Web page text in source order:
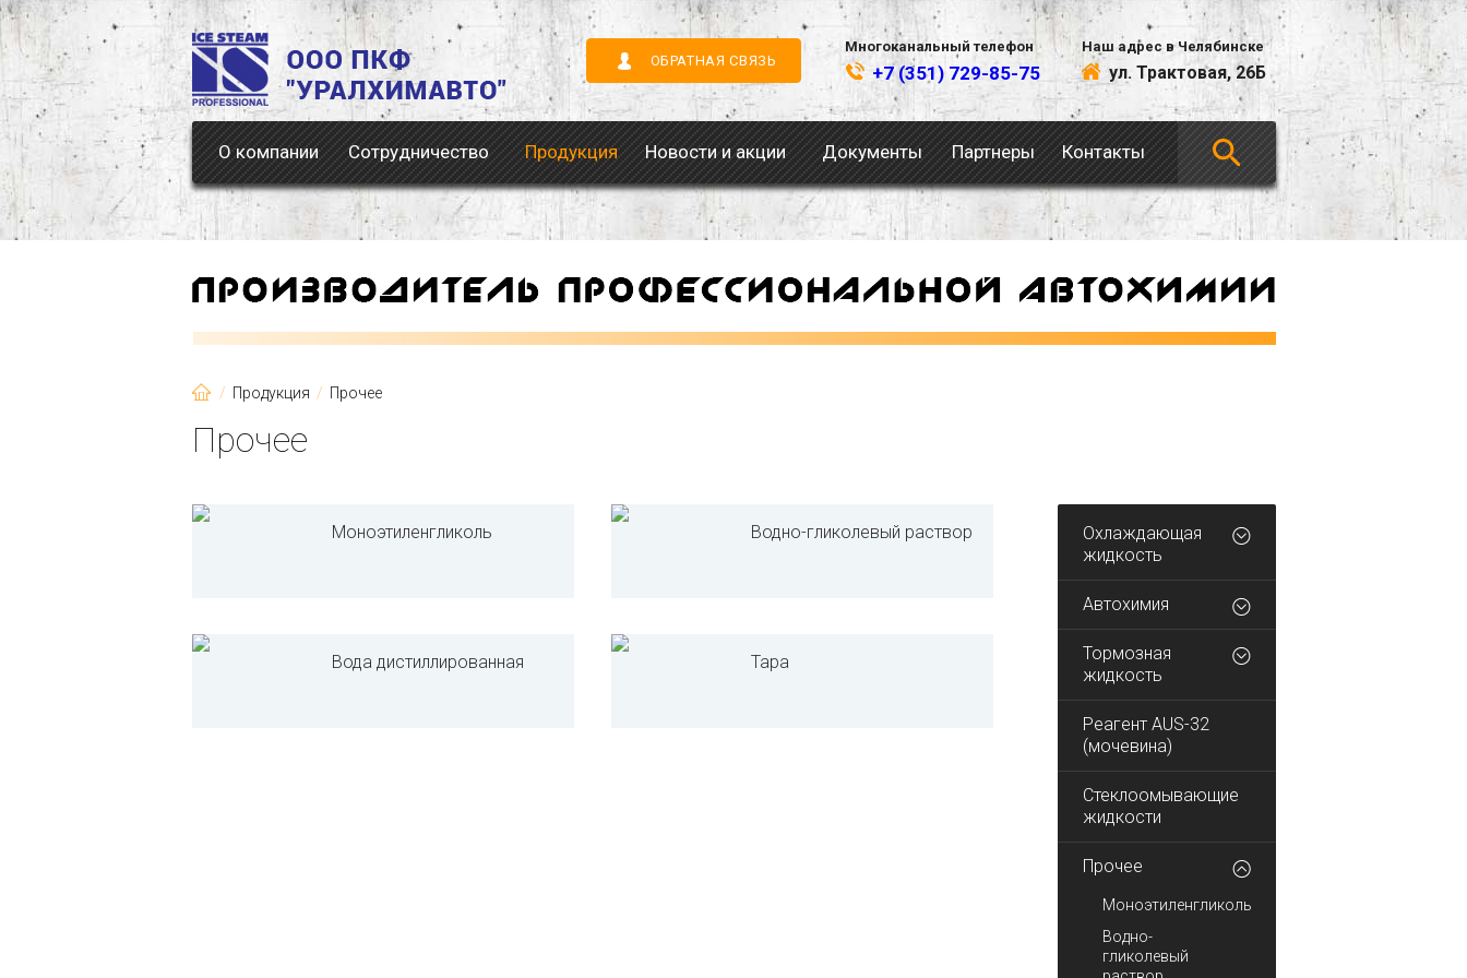
ОБРАТНАЯ СВЯЗЬ
Многоканальный телефон
+7 (351) 729-85-75
Наш адрес в Челябинске
ул. Трактовая, 26Б
О компании Сотрудничество Продукция Новости и акции Документы Партнеры Контакты
Продукция Прочее
Прочее
Охлаждающая
жидкость
Автохимия
Тормозная
жидкость
Реагент AUS-32
(мочевина)
Стеклоомывающие
жидкости
Прочее
Моноэтиленгликоль
Водно-
гликолевый
Моноэтиленгликоль Водно-гликолевый раствор
Вода дистиллированная Тара